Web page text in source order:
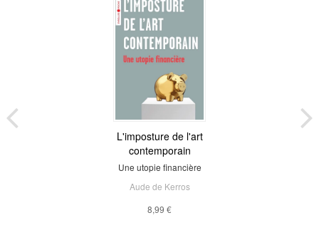
L'imposture de l'art
contemporain
Une utopie financière
Aude de Kerros
8,99 €